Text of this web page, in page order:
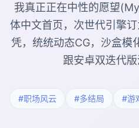
我真正正在中性的愿望
体中文首页，次世代引擎
凭，统统动态CG，沙盒模
跟安卓双迭代版
#职场风云 #多结局 #游